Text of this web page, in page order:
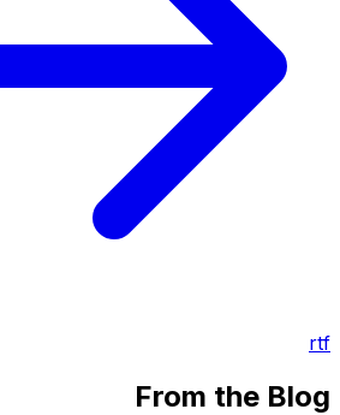
rtf
From the Blog